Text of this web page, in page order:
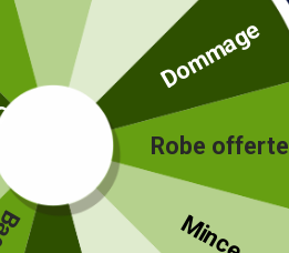
Robe offerte
Dommage